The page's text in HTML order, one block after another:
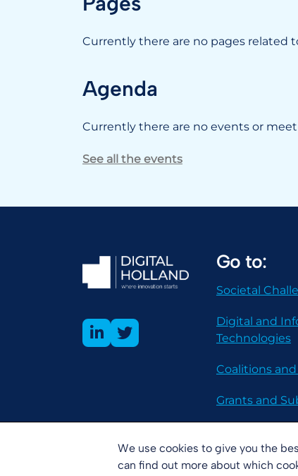
We use cookies to give you the
can find out more about which
Currently there are no pages related
Agenda
Currently there are no events or
See all the events
Go to:
Societal
Digital and
Technologies
Coalitions
Grants and